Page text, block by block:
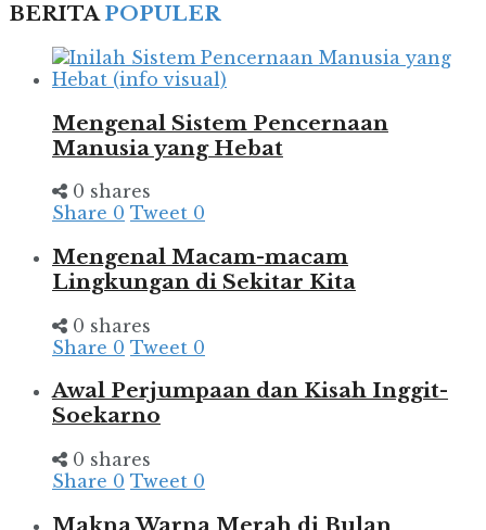
BERITAPOPULER
Mengenal Sistem Pencernaan
Manusia yang Hebat
0 shares
Share 0 Tweet 0
Mengenal Macam-macam
Lingkungan di Sekitar Kita
0 shares
Share 0 Tweet 0
Awal Perjumpaan dan Kisah Inggit-
Soekarno
0 shares
Share 0 Tweet 0
Makna Warna Merah di Bulan